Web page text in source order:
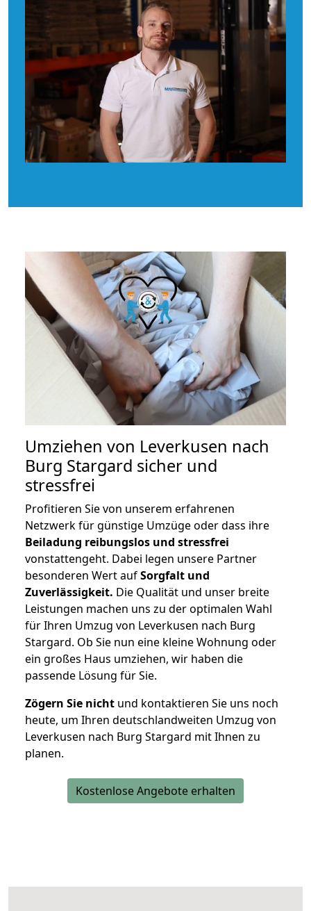
Umziehen von Leverkusen nach
Burg Stargard sicher und
stressfrei
Profitieren Sie von unserem erfahrenen
Netzwerk für günstige Umzüge oder dass ihre
Beiladung reibungslos und stressfrei
vonstattengeht. Dabei legen unsere Partner
besonderen Wert aufSorgfalt und
Zuverlässigkeit. Die Qualität und unser breite
Leistungen machen uns zu der optimalen Wahl
für Ihren Umzug von Leverkusen nach Burg
Stargard. Ob Sie nun eine kleine Wohnung oder
ein großes Haus umziehen, wir haben die
passende Lösung für Sie.
Zögern Sie nicht und kontaktieren Sie uns noch
heute, um Ihren deutschlandweiten Umzug von
Leverkusen nach Burg Stargard mit Ihnen zu
planen.
Kostenlose Angebote erhalten